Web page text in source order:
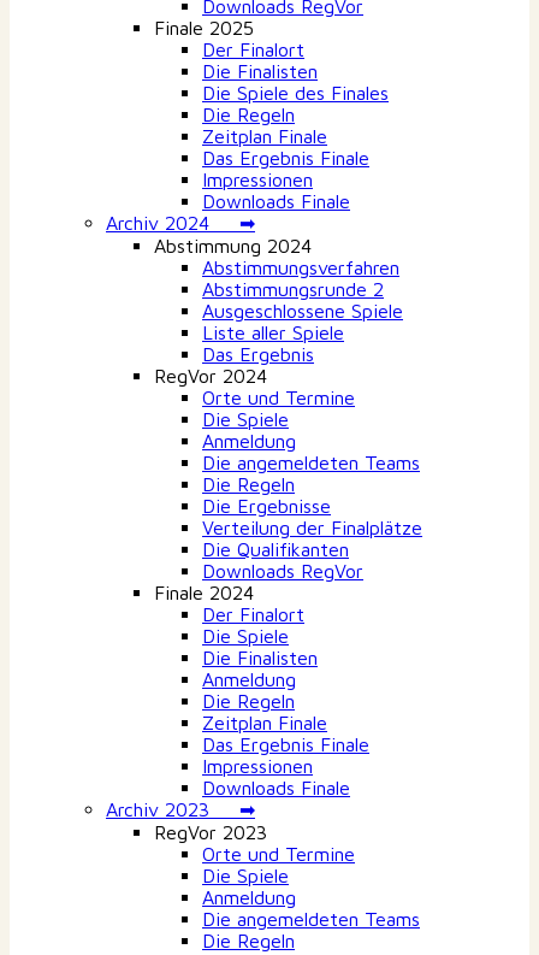
Downloads RegVor
Finale 2025
Der Finalort
Die Finalisten
Die Spiele des Finales
Die Regeln
Zeitplan Finale
Das Ergebnis Finale
Impressionen
Downloads Finale
Archiv 2024 ➡
Abstimmung 2024
Abstimmungsverfahren
Abstimmungsrunde 2
Ausgeschlossene Spiele
Liste aller Spiele
Das Ergebnis
RegVor 2024
Orte und Termine
Die Spiele
Anmeldung
Die angemeldeten Teams
Die Regeln
Die Ergebnisse
Verteilung der Finalplätze
Die Qualifikanten
Downloads RegVor
Finale 2024
Der Finalort
Die Spiele
Die Finalisten
Anmeldung
Die Regeln
Zeitplan Finale
Das Ergebnis Finale
Impressionen
Downloads Finale
Archiv 2023 ➡
RegVor 2023
Orte und Termine
Die Spiele
Anmeldung
Die angemeldeten Teams
Die Regeln